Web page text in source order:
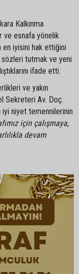
Kalkınma
ve esnafa yönelik
en iyisini hak ettiğini
tutmak ve yeni
ifade etti.
ve yakın
Sekreteri Av. Doç.
iyi niyet temennilerinin
için çalışmaya,
devam